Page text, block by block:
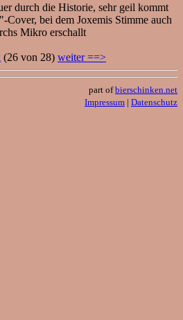
durch die Historie, sehr geil kommt
bei dem Joxemis Stimme auch
Mikro erschallt
(26 von 28) weiter ==>
part ofbierschinken.net
Impressum | Datenschutz